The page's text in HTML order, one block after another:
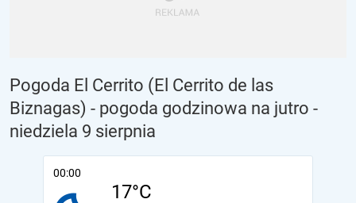
Pogoda El Cerrito (El Cerrito de las
Biznagas) - pogoda godzinowa na jutro -
niedziela 9 sierpnia
00:00
17°C